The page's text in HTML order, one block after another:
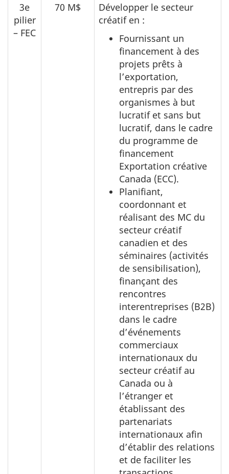
3e
pilier
– FEC
70 M$
Développer le secteur
créatif en :
Fournissant un
financement à des
projets prêts à
l’exportation,
entrepris par des
organismes à but
lucratif et sans but
lucratif, dans le cadre
du programme de
financement
Exportation créative
Canada (ECC).
Planifiant,
coordonnant et
réalisant des MC du
secteur créatif
canadien et des
séminaires (activités
de sensibilisation),
finançant des
rencontres
interentreprises (B2B)
dans le cadre
d’événements
commerciaux
internationaux du
secteur créatif au
Canada ou à
l’étranger et
établissant des
partenariats
internationaux afin
d’établir des relations
et de faciliter les